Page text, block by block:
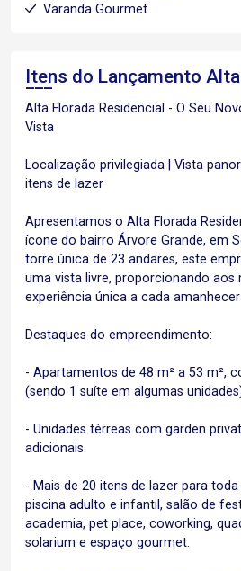
Varanda Gourmet
Itens do Lançamento
Alta Florada Residencial - O Seu
Vista
Localização privilegiada | Vista
itens de lazer
Apresentamos o Alta Florada
ícone do bairro Árvore Grande, em
torre única de 23 andares, este
uma vista livre, proporcionando aos
experiência única a cada
Destaques do empreendimento:
- Apartamentos de 48 m² a 53 m²,
(sendo 1 suíte em algumas
- Unidades térreas com garden
adicionais.
- Mais de 20 itens de lazer para
piscina adulto e infantil, salão de
academia, pet place, coworking,
solarium e espaço gourmet.